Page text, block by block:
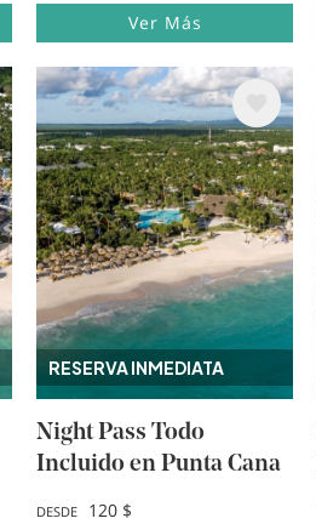
Ver Más
RESERVA INMEDIATA
Image
Night Pass Todo
Incluido en Punta Cana
DESDE 120 $